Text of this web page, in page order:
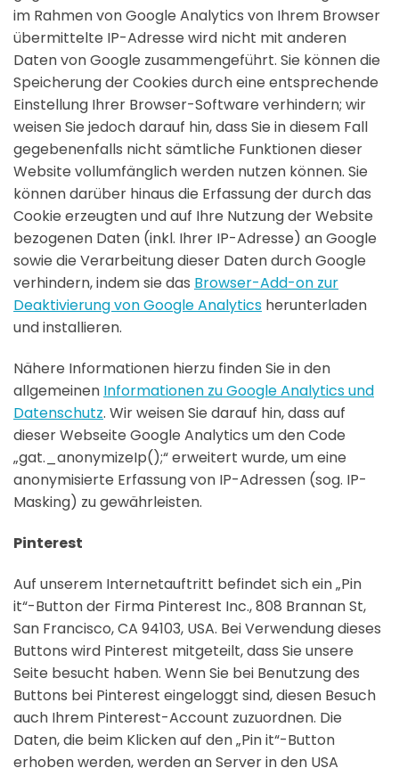
im Rahmen von Google Analytics von Ihrem Browser
übermittelte IP-Adresse wird nicht mit anderen
Daten von Google zusammengeführt. Sie können die
Speicherung der Cookies durch eine entsprechende
Einstellung Ihrer Browser-Software verhindern; wir
weisen Sie jedoch darauf hin, dass Sie in diesem Fall
gegebenenfalls nicht sämtliche Funktionen dieser
Website vollumfänglich werden nutzen können. Sie
können darüber hinaus die Erfassung der durch das
Cookie erzeugten und auf Ihre Nutzung der Website
bezogenen Daten (inkl. Ihrer IP-Adresse) an Google
sowie die Verarbeitung dieser Daten durch Google
verhindern, indem sie das Browser-Add-on zur
Deaktivierung von Google Analytics herunterladen
und installieren.
Nähere Informationen hierzu finden Sie in den
allgemeinen Informationen zu Google Analytics und
Datenschutz. Wir weisen Sie darauf hin, dass auf
dieser Webseite Google Analytics um den Code
„gat._anonymizeIp();“ erweitert wurde, um eine
anonymisierte Erfassung von IP-Adressen (sog. IP-
Masking) zu gewährleisten.
Pinterest
Auf unserem Internetauftritt befindet sich ein „Pin
it“-Button der Firma Pinterest Inc., 808 Brannan St,
San Francisco, CA 94103, USA. Bei Verwendung dieses
Buttons wird Pinterest mitgeteilt, dass Sie unsere
Seite besucht haben. Wenn Sie bei Benutzung des
Buttons bei Pinterest eingeloggt sind, diesen Besuch
auch Ihrem Pinterest-Account zuzuordnen. Die
Daten, die beim Klicken auf den „Pin it“-Button
erhoben werden, werden an Server in den USA